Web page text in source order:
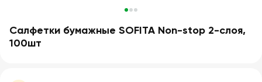
Салфетки бумажные SOFITA Non-stop 2-слоя,
100шт